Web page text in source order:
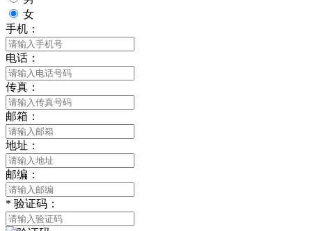
女
手机：
电话：
传真：
邮箱：
地址：
邮编：
* 验证码：